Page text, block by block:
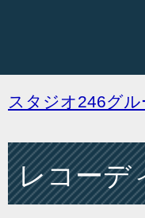
スタジオ246グル
レコーデ